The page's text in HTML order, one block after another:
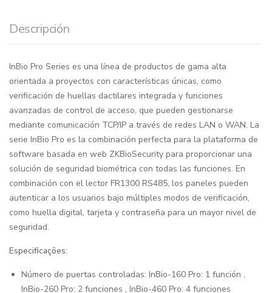
Descripción
InBio Pro Series es una línea de productos de gama alta
orientada a proyectos con características únicas, como
verificación de huellas dactilares integrada y funciones
avanzadas de control de acceso, que pueden gestionarse
mediante comunicación TCP/IP a través de redes LAN o WAN. La
serie InBio Pro es la combinación perfecta para la plataforma de
software basada en web ZKBioSecurity para proporcionar una
solución de seguridad biométrica con todas las funciones. En
combinación con el lector FR1300 RS485, los paneles pueden
autenticar a los usuarios bajo múltiples modos de verificación,
como huella digital, tarjeta y contraseña para un mayor nivel de
seguridad.
Especificações:
Número de puertas controladas: InBio-160 Pro: 1 función ,
InBio-260 Pro: 2 funciones , InBio-460 Pro: 4 funciones